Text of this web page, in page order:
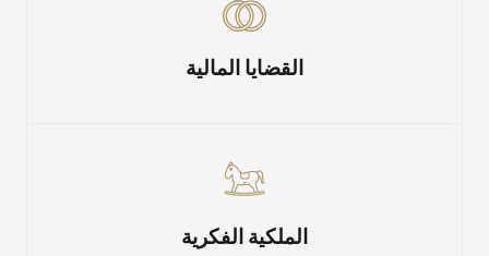
القضايا المالية
الملكية الفكرية